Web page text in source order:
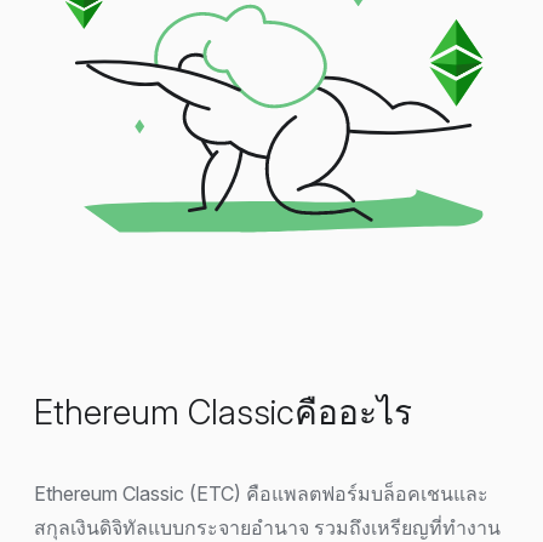
Ethereum Classicคืออะไร
Ethereum Classic (ETC) คือแพลตฟอร์มบล็อคเชนและ
สกุลเงินดิจิทัลแบบกระจายอำนาจ รวมถึงเหรียญที่ทำงาน